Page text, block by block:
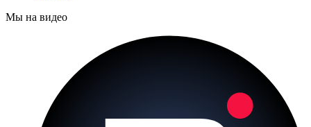
Мы на видео